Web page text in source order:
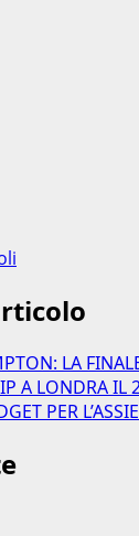
LA
A LONDRA IL
PER